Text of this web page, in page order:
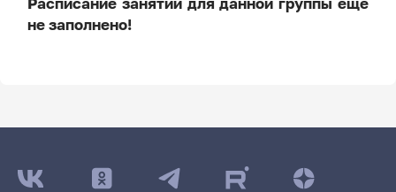
Расписание занятий для данной группы еще
не заполнено!
ДАТА ПОСЛЕДНЕГО ОБНОВЛЕНИЯ:
НЕ ОБНОВЛЯЛОСЬ